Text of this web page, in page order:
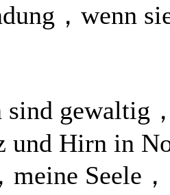
，wenn
sind gewaltig
und Hirn in
Seele，